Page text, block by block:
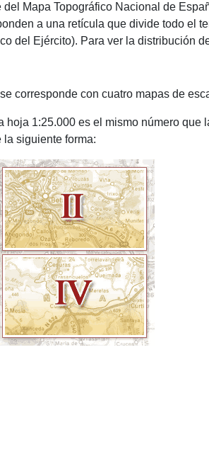
del Mapa Topográfico Nacional de
a una retícula que divide todo el
del Ejército). Para ver la distribución
corresponde con cuatro mapas de
hoja 1:25.000 es el mismo número
siguiente forma: